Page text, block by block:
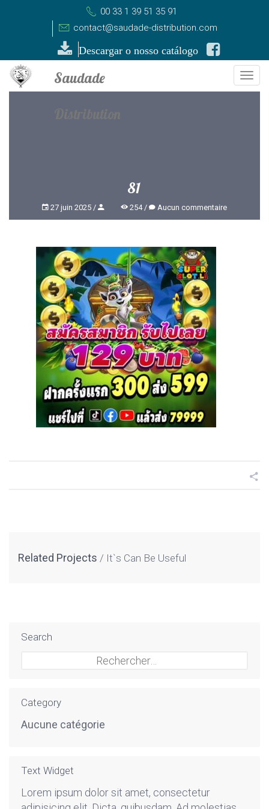
00 33 1 39 51 35 91
contact@saudade-distribution.com
Descargar o nosso catálogo
81
27 juin 2025 254 Aucun commentaire
Related Projects It`s Can Be Useful
Search
Category
Aucune catégorie
Text Widget
Lorem ipsum dolor sit amet, consectetur